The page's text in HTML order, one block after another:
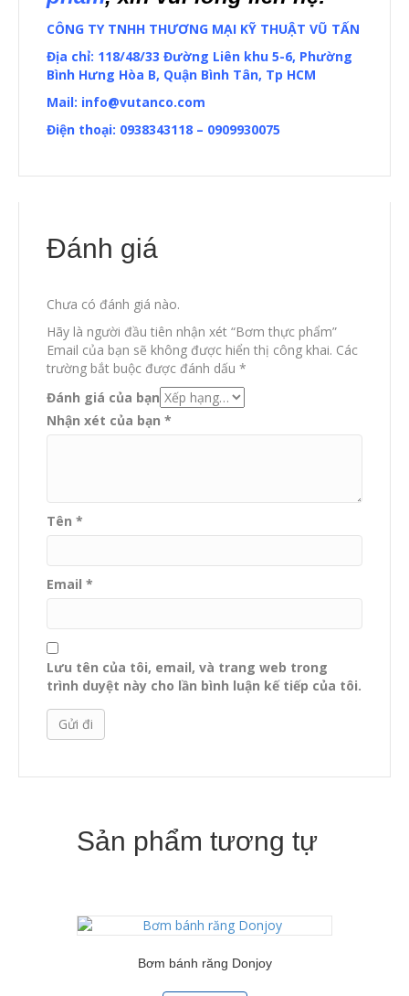
CÔNG TY TNHH THƯƠNG MẠI KỸ THUẬT VŨ TẤN
Địa chỉ: 118/48/33 Đường Liên khu 5-6, Phường
Bình Hưng Hòa B, Quận Bình Tân, Tp HCM
Mail: info@vutanco.com
Điện thoại: 0938343118 – 0909930075
Đánh giá
Chưa có đánh giá nào.
Hãy là người đầu tiên nhận xét “Bơm thực phẩm”
Email của bạn sẽ không được hiển thị công khai. Các
trường bắt buộc được đánh dấu *
Đánh giá của bạn
Nhận xét của bạn *
Tên *
Email *
Lưu tên của tôi, email, và trang web trong
trình duyệt này cho lần bình luận kế tiếp của tôi.
Sản phẩm tương tự
Bơm bánh răng Donjoy